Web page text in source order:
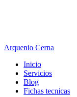
Arquenio Cerna
Inicio
Servicios
Blog
Fichas tecnicas